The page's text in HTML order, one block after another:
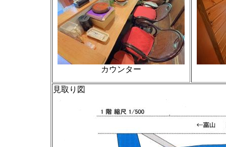
カウンター
見取り図